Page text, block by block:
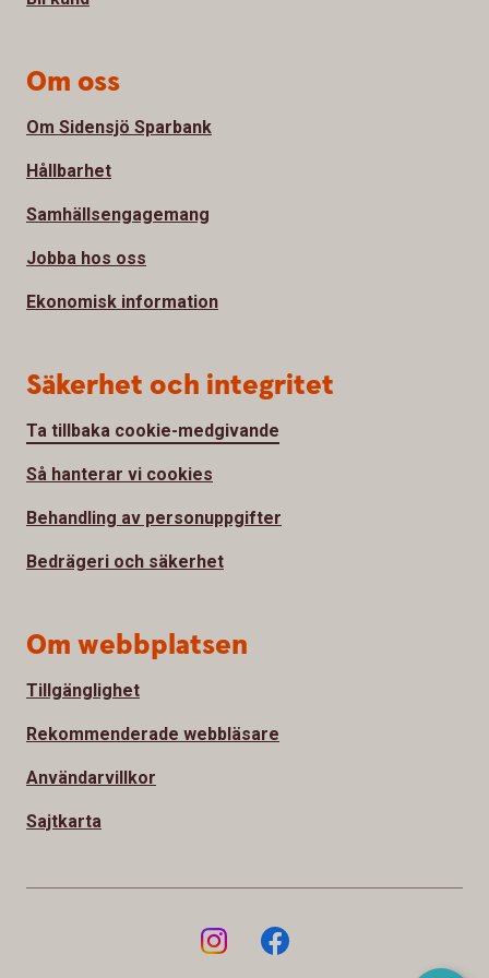
Om oss
Om Sidensjö Sparbank
Hållbarhet
Samhällsengagemang
Jobba hos oss
Ekonomisk information
Säkerhet och integritet
Ta tillbaka cookie-medgivande
Så hanterar vi cookies
Behandling av personuppgifter
Bedrägeri och säkerhet
Om webbplatsen
Tillgänglighet
Rekommenderade webbläsare
Användarvillkor
Sajtkarta